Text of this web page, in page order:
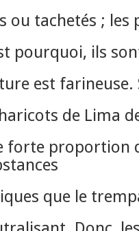
ou tachetés ;
pourquoi, ils
est farineuse.
de Lima
forte proportion
que le